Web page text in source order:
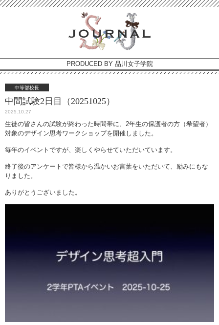
PRODUCED BY 品川女子学院
中等部校長
中間試験2日目（20251025）
2025.10.27
生徒の皆さんの試験が終わった時間帯に、2年生の保護者の方（希望者）
対象のデザイン思考ワークショップを開催しました。
毎年のイベントですが、楽しくやらせていただいています。
終了後のアンケートで皆様から温かいお言葉をいただいて、励みにもな
りました。
ありがとうございました。